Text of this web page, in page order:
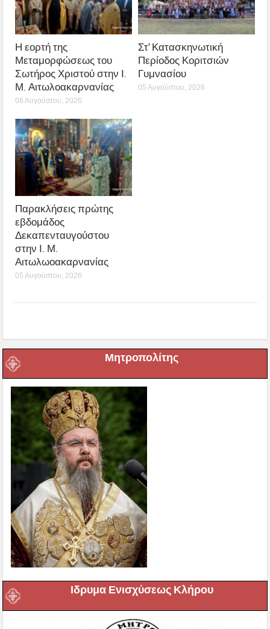
Η εορτή της
Μεταμορφώσεως του
Σωτήρος Χριστού στην Ι.
Μ. Αιτωλοακαρνανίας
06 Αυγούστου, 2026
Στ’ Κατασκηνωτική
Περίοδος Κοριτσιών
Γυμνασίου
05 Αυγούστου, 2026
Παρακλήσεις πρώτης
εβδομάδος
Δεκαπενταυγούστου
στην Ι. Μ.
Αιτωλωοακαρνανίας
05 Αυγούστου, 2026
Μητροπολίτης
Ιδρυμα Ενισχύσεως Κλήρου